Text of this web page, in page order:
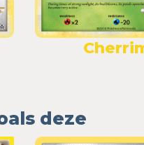
deze